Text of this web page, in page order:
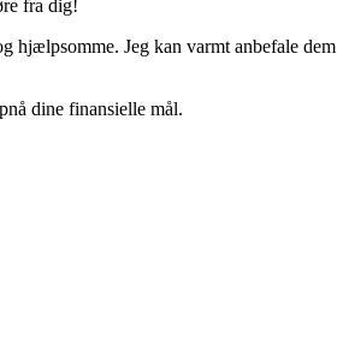
fra dig!
hjælpsomme. Jeg kan varmt anbefale
dine finansielle mål.